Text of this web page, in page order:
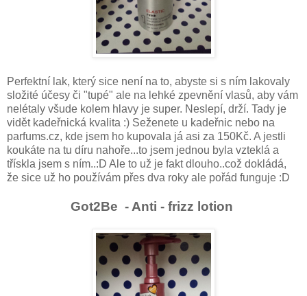
Perfektní lak, který sice není na to, abyste si s ním lakovaly
složité účesy či "tupé" ale na lehké zpevnění vlasů, aby vám
nelétaly všude kolem hlavy je super. Neslepí, drží. Tady je
vidět kadeřnická kvalita :) Seženete u kadeřnic nebo na
parfums.cz, kde jsem ho kupovala já asi za 150Kč. A jestli
koukáte na tu díru nahoře...to jsem jednou byla vzteklá a
třískla jsem s ním..:D Ale to už je fakt dlouho..což dokládá,
že sice už ho používám přes dva roky ale pořád funguje :D
Got2Be - Anti - frizz lotion